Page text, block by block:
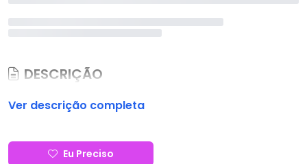
DESCRIÇÃO
Ver descrição completa
Eu Preciso